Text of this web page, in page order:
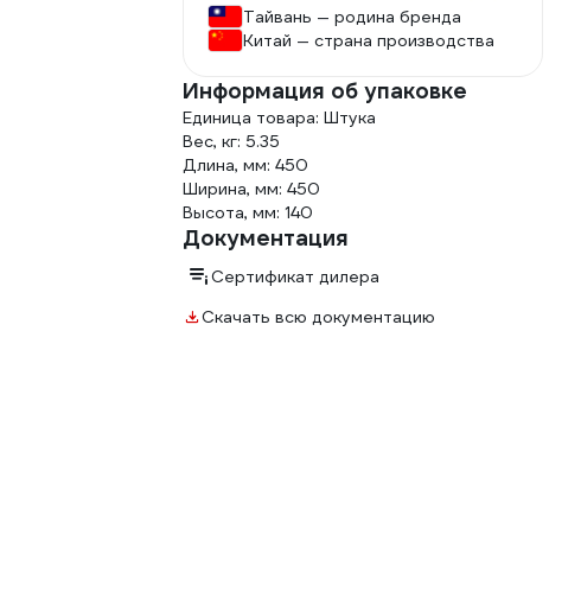
Тайвань — родина бренда
Китай — страна производства
Информация об упаковке
Единица товара: Штука
Вес, кг: 5.35
Длина, мм: 450
Ширина, мм: 450
Высота, мм: 140
Документация
Сертификат дилера
Скачать всю документацию